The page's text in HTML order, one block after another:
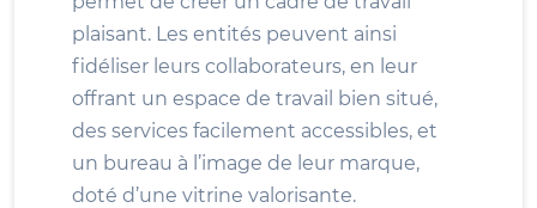
plaisant. Les entités peuvent ainsi
fidéliser leurs collaborateurs, en leur
offrant un espace de travail bien situé,
des services facilement accessibles, et
un bureau à l’image de leur marque,
doté d’une vitrine valorisante.